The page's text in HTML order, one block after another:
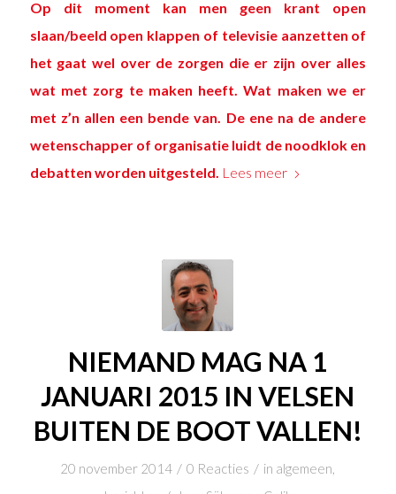
Op dit moment kan men geen krant open
slaan/beeld open klappen of televisie aanzetten of
het gaat wel over de zorgen die er zijn over alles
wat met zorg te maken heeft.Wat maken we er
met z’n allen een bende van. De ene na de andere
wetenschapper of organisatie luidt de noodklok en
debatten worden uitgesteld. Lees meer
NIEMAND MAG NA 1
JANUARI 2015 IN VELSEN
BUITEN DE BOOT VALLEN!
20 november 2014 / 0 Reacties / in algemeen,